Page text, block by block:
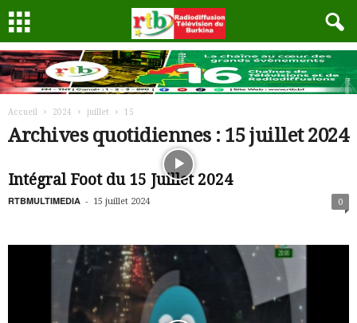
Accueil 2024 juillet 15
Archives quotidiennes : 15 juillet 2024
Intégral Foot du 15 Juillet 2024
RTBMULTIMEDIA - 15 juillet 2024 0